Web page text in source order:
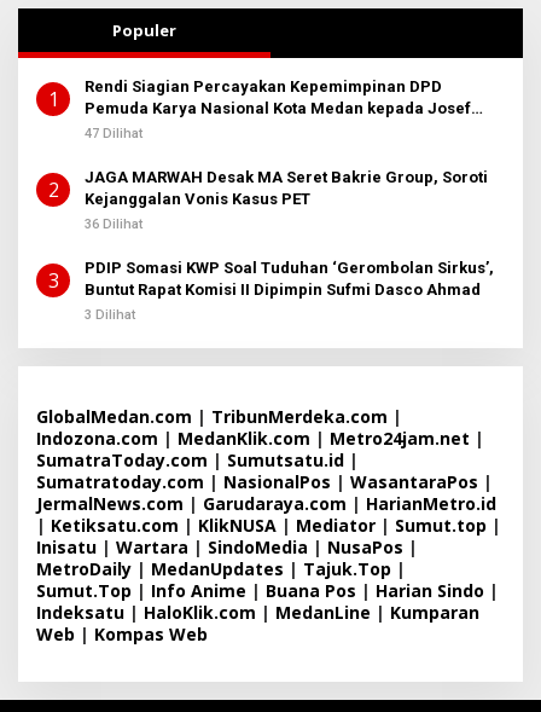
Populer
1
Rendi Siagian Percayakan Kepemimpinan DPD
Pemuda Karya Nasional Kota Medan kepada Josef
Sembiring
47 Dilihat
2
JAGA MARWAH Desak MA Seret Bakrie Group, Soroti
Kejanggalan Vonis Kasus PET
36 Dilihat
3
PDIP Somasi KWP Soal Tuduhan ‘Gerombolan Sirkus’,
Buntut Rapat Komisi II Dipimpin Sufmi Dasco Ahmad
3 Dilihat
GlobalMedan.com | TribunMerdeka.com |
Indozona.com | MedanKlik.com | Metro24jam.net |
SumatraToday.com | Sumutsatu.id |
Sumatratoday.com | NasionalPos | WasantaraPos |
JermalNews.com | Garudaraya.com | HarianMetro.id
| Ketiksatu.com | KlikNUSA | Mediator | Sumut.top |
Inisatu | Wartara | SindoMedia | NusaPos |
MetroDaily | MedanUpdates | Tajuk.Top |
Sumut.Top | Info Anime | Buana Pos | Harian Sindo |
Indeksatu | HaloKlik.com | MedanLine | Kumparan
Web | Kompas Web